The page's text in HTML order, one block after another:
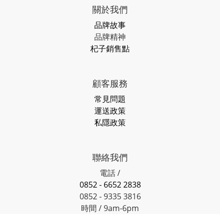
關於我們
品牌故事
品牌精神
杞子銷售點
顧客服務
常見問題
運送政策
私隱政策
聯絡我們
電話 /
0852 - 6652 2838
0852 - 9335 3816
時間 / 9am-6pm